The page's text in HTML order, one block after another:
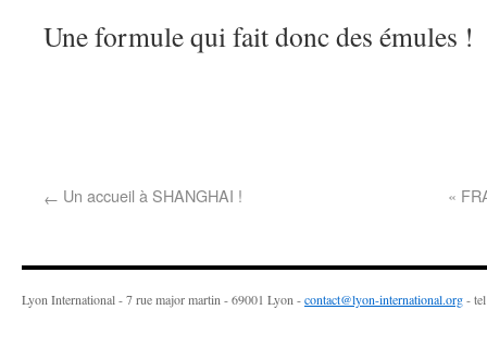
Une formule qui fait donc des émules !
← Un accueil à SHANGHAI ! «
Lyon International - 7 rue major martin - 69001 Lyon -contact@lyon-international.org-